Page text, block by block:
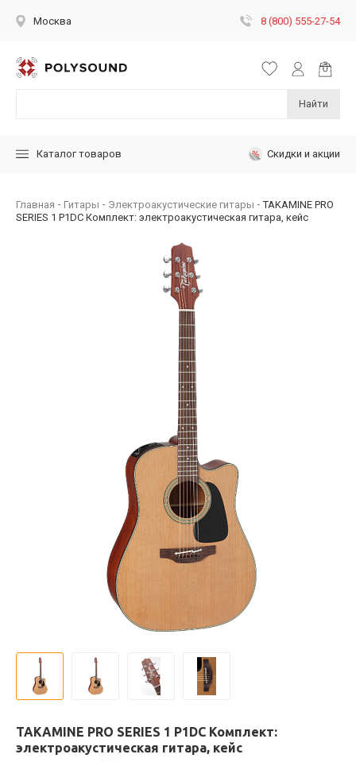
Москва 8 (800) 555-27-54
Найти
Каталог товаров Скидки и акции
Главная Гитары Электроакустические гитары
TAKAMINE PRO
SERIES 1 P1DC Комплект: электроакустическая гитара, кейс
TAKAMINE PRO SERIES 1 P1DC Комплект:
электроакустическая гитара, кейс